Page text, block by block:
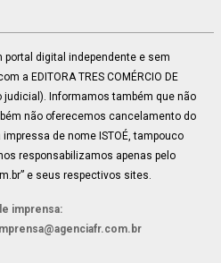
portal digital independente e sem
a EDITORA TRES COMÉRCIO DE
judicial). Informamos também que não
não oferecemos cancelamento do
de nome ISTOÉ, tampouco
responsabilizamos apenas pelo
e seus respectivos sites.
imprensa: